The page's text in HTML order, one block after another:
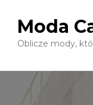
Moda
Oblicze mody,